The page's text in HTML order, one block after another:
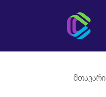
მთავარი